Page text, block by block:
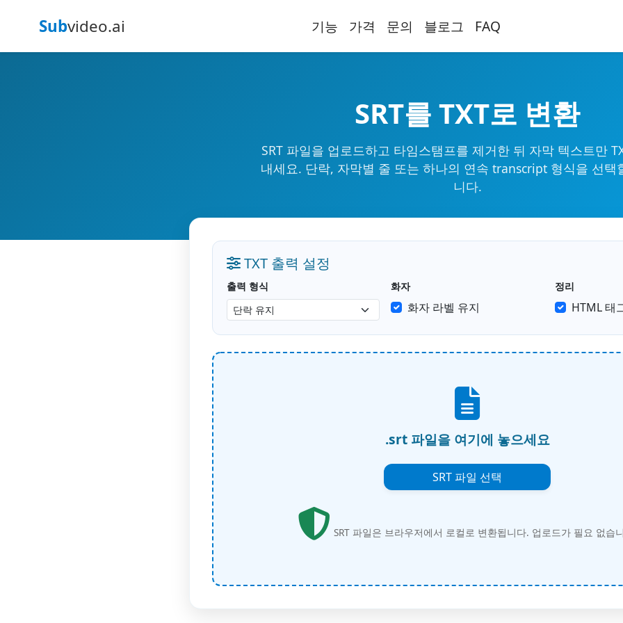
Subvideo.ai 기능 가격 문의 블로그 FAQ
SRT를 TXT로 변환
SRT 파일을 업로드하고 타임스탬프를 제거한 뒤 자막 텍스트만
내세요. 단락, 자막별 줄 또는 하나의 연속 transcript 형식을 선택
니다.
TXT 출력 설정
출력 형식 화자
화자 라벨 유지
정리
HTML 태
.srt 파일을 여기에 놓으세요
SRT 파일 선택
SRT 파일은 브라우저에서 로컬로 변환됩니다. 업로드가 필요 없습